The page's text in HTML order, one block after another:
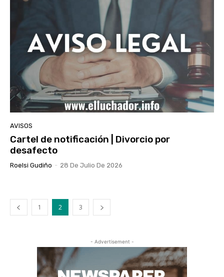
AVISOS
Cartel de notificación | Divorcio por
desafecto
Roelsi Gudiño - 28 De Julio De 2026
1 2 3
- Advertisement -